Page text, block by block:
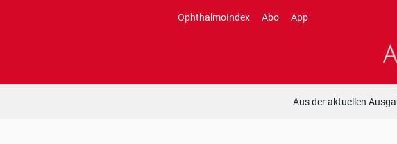
OphthalmoIndex Abo App
Aus der aktuellen